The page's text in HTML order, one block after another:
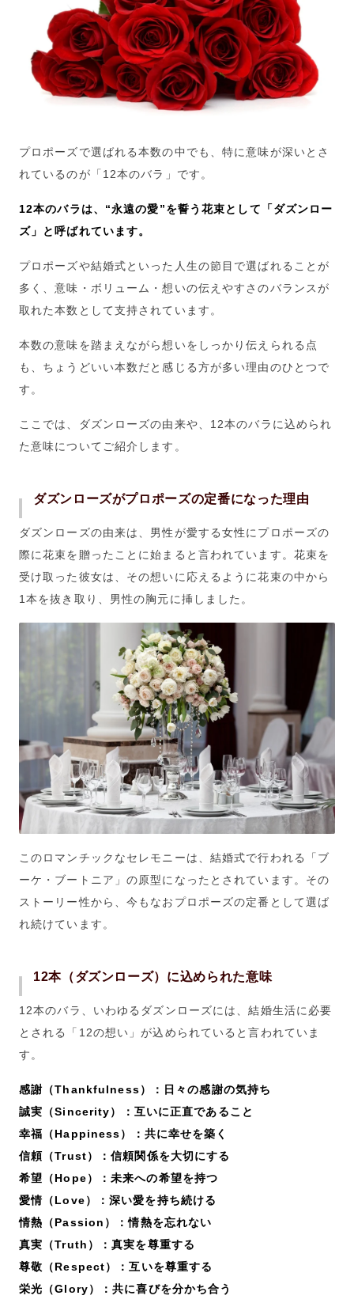
プロポーズで選ばれる本数の中でも、特に意味が深いとさ
れているのが「12本のバラ」です。
12本のバラは、“永遠の愛”を誓う花束として「ダズンロー
ズ」と呼ばれています。
プロポーズや結婚式といった人生の節目で選ばれることが
多く、意味・ボリューム・想いの伝えやすさのバランスが
取れた本数として支持されています。
本数の意味を踏まえながら想いをしっかり伝えられる点
も、ちょうどいい本数だと感じる方が多い理由のひとつで
す。
ここでは、ダズンローズの由来や、12本のバラに込められ
た意味についてご紹介します。
ダズンローズがプロポーズの定番になった理由
ダズンローズの由来は、男性が愛する女性にプロポーズの
際に花束を贈ったことに始まると言われています。花束を
受け取った彼女は、その想いに応えるように花束の中から
1本を抜き取り、男性の胸元に挿しました。
このロマンチックなセレモニーは、結婚式で行われる「ブ
ーケ・ブートニア」の原型になったとされています。その
ストーリー性から、今もなおプロポーズの定番として選ば
れ続けています。
12本（ダズンローズ）に込められた意味
12本のバラ、いわゆるダズンローズには、結婚生活に必要
とされる「12の想い」が込められていると言われていま
す。
感謝（Thankfulness）：日々の感謝の気持ち
誠実（Sincerity）：互いに正直であること
幸福（Happiness）：共に幸せを築く
信頼（Trust）：信頼関係を大切にする
希望（Hope）：未来への希望を持つ
愛情（Love）：深い愛を持ち続ける
情熱（Passion）：情熱を忘れない
真実（Truth）：真実を尊重する
尊敬（Respect）：互いを尊重する
栄光（Glory）：共に喜びを分かち合う